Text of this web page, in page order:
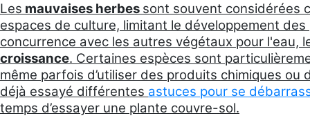
Les mauvaises herbes sont souvent considérées
espaces de culture, limitant le développement
concurrence avec les autres végétaux pour l'eau,
croissance. Certaines espèces sont
même parfois d’utiliser des produits chimiques
déjà essayé différentes astuces pour se
temps d’essayer une plante couvre-sol.